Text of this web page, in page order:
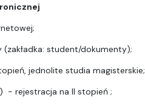
student/dokumenty);
jednolite studia magisterskie;
- rejestracja na II stopień ;